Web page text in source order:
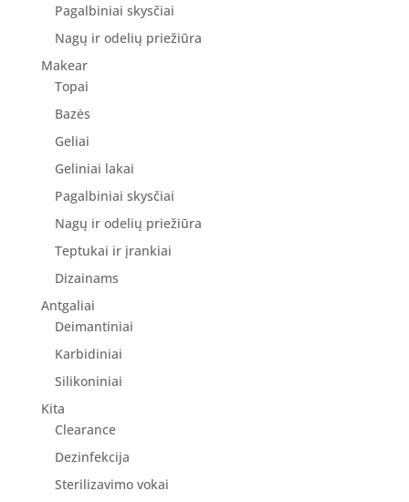
Pagalbiniai skysčiai
Nagų ir odelių priežiūra
Makear
Topai
Bazės
Geliai
Geliniai lakai
Pagalbiniai skysčiai
Nagų ir odelių priežiūra
Teptukai ir įrankiai
Dizainams
Antgaliai
Deimantiniai
Karbidiniai
Silikoniniai
Kita
Clearance
Dezinfekcija
Sterilizavimo vokai